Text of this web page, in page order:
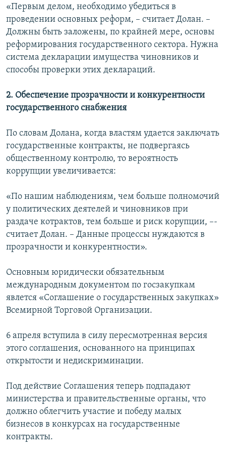
«Первым делом, необходимо убедиться в
проведении основных реформ, – считает Долан. –
Должны быть заложены, по крайней мере, основы
реформирования государственного сектора. Нужна
система декларации имущества чиновников и
способы проверки этих деклараций.
2. Обеспечение прозрачности и конкурентности
государственного снабжения
По словам Долана, когда властям удается заключать
государственные контракты, не подвергаясь
общественному контролю, то вероятность
коррупции увеличивается:
«По нашим наблюдениям, чем больше полномочий
у политических деятелей и чиновников при
раздаче котрактов, тем больше и риск корупции, –-
считает Долан. – Данные процессы нуждаются в
прозрачности и конкурентности».
Основным юридически обязательным
международным документом по госзакупкам
явлется «Соглашение о государственных закупках»
Всемирной Торговой Организации.
6 апреля вступила в силу пересмотренная версия
этого соглашения, основанного на принципах
открытости и недискриминации.
Под действие Соглашения теперь подпадают
министерства и правительственные органы, что
должно облегчить участие и победу малых
бизнесов в конкурсах на государственные
контракты.